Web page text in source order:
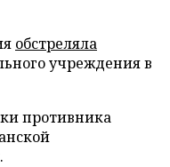
обстреляла
учреждения в
противника